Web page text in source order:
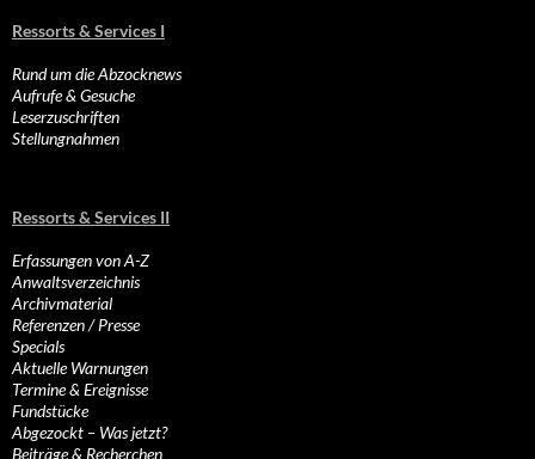
Ressorts & Services I
Rund um die Abzocknews
Aufrufe & Gesuche
Leserzuschriften
Stellungnahmen
Ressorts & Services II
Erfassungen von A-Z
Anwaltsverzeichnis
Archivmaterial
Referenzen / Presse
Specials
Aktuelle Warnungen
Termine & Ereignisse
Fundstücke
Abgezockt – Was jetzt?
Beiträge & Recherchen